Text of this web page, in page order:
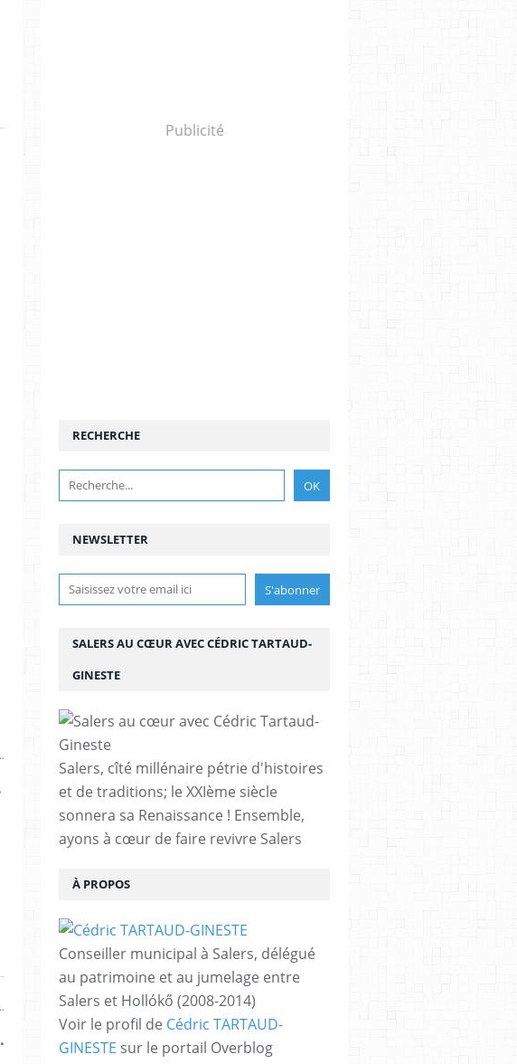
!
!
Publicité
NEWSLETTER
RECHERCHE
SALERS AU CŒUR AVEC CÉDRIC TARTAUD-
GINESTE
Salers, cîté millénaire pétrie d'histoires
et de traditions; le XXIème siècle
sonnera sa Renaissance ! Ensemble,
ayons à cœur de faire revivre Salers
À PROPOS
Conseiller municipal à Salers, délégué
au patrimoine et au jumelage entre
Salers et Hollókő (2008-2014)
Voir le profil de Cédric TARTAUD-
GINESTE sur le portail Overblog